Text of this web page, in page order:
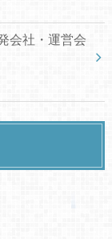
会社・運営会